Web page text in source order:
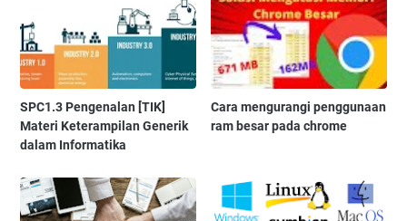
SPC1.3 Pengenalan [TIK]
Materi Keterampilan Generik
dalam Informatika
Cara mengurangi penggunaan
ram besar pada chrome